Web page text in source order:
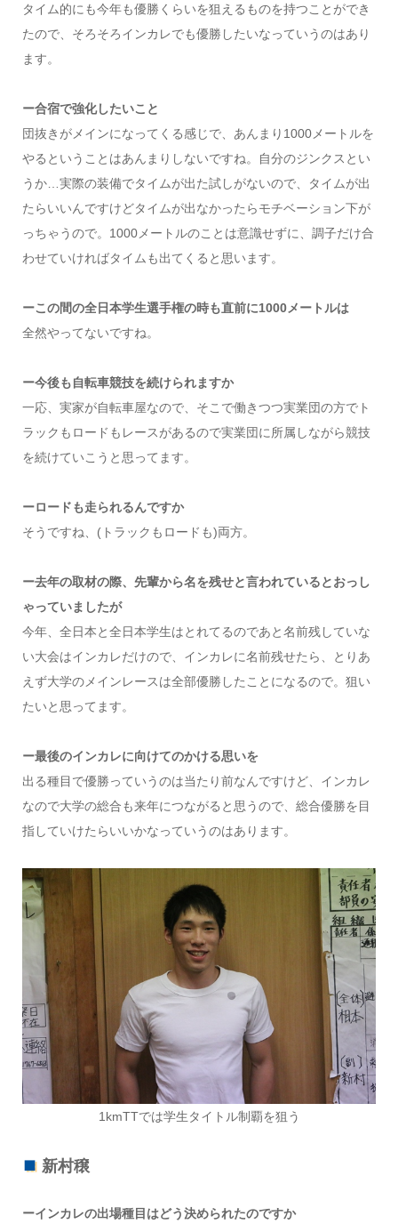
タイム的にも今年も優勝くらいを狙えるものを持つことができ
たので、そろそろインカレでも優勝したいなっていうのはあり
ます。
ー合宿で強化したいこと
団抜きがメインになってくる感じで、あんまり1000メートルを
やるということはあんまりしないですね。自分のジンクスとい
うか…実際の装備でタイムが出た試しがないので、タイムが出
たらいいんですけどタイムが出なかったらモチベーション下が
っちゃうので。1000メートルのことは意識せずに、調子だけ合
わせていければタイムも出てくると思います。
ーこの間の全日本学生選手権の時も直前に1000メートルは
全然やってないですね。
ー今後も自転車競技を続けられますか
一応、実家が自転車屋なので、そこで働きつつ実業団の方でト
ラックもロードもレースがあるので実業団に所属しながら競技
を続けていこうと思ってます。
ーロードも走られるんですか
そうですね、(トラックもロードも)両方。
ー去年の取材の際、先輩から名を残せと言われているとおっし
ゃっていましたが
今年、全日本と全日本学生はとれてるのであと名前残していな
い大会はインカレだけので、インカレに名前残せたら、とりあ
えず大学のメインレースは全部優勝したことになるので。狙い
たいと思ってます。
ー最後のインカレに向けてのかける思いを
出る種目で優勝っていうのは当たり前なんですけど、インカレ
なので大学の総合も来年につながると思うので、総合優勝を目
指していけたらいいかなっていうのはあります。
1kmTTでは学生タイトル制覇を狙う
新村穣
ーインカレの出場種目はどう決められたのですか